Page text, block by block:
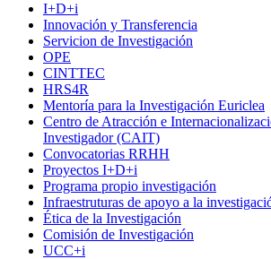
I+D+i
Innovación y Transferencia
Servicion de Investigación
OPE
CINTTEC
HRS4R
Mentoría para la Investigación Euriclea
Centro de Atracción e
Investigador (CAIT)
Convocatorias RRHH
Proyectos I+D+i
Programa propio investigación
Infraestruturas de apoyo a la
Ética de la Investigación
Comisión de Investigación
UCC+i